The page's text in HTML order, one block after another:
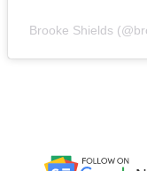
Brooke Shields